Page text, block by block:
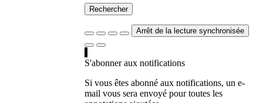
Rechercher
Arrêt de la lecture synchronisée
S'abonner aux notifications
Si vous êtes abonné aux notifications, un e-
mail vous sera envoyé pour toutes les